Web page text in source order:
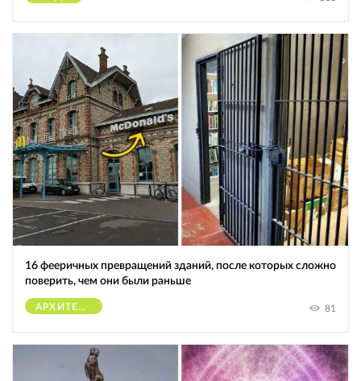
16 фееричных превращений зданий, после которых сложно
поверить, чем они были раньше
АРХИТЕКТУРА 81